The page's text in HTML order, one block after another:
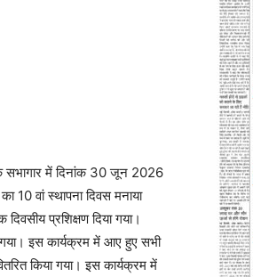
में दिनांक 30 जून 2026
10 वां स्थापना दिवस मनाया
प्रशिक्षण दिया गया।
इस कार्यक्रम में आए हुए सभी
किया गया। इस कार्यक्रम में